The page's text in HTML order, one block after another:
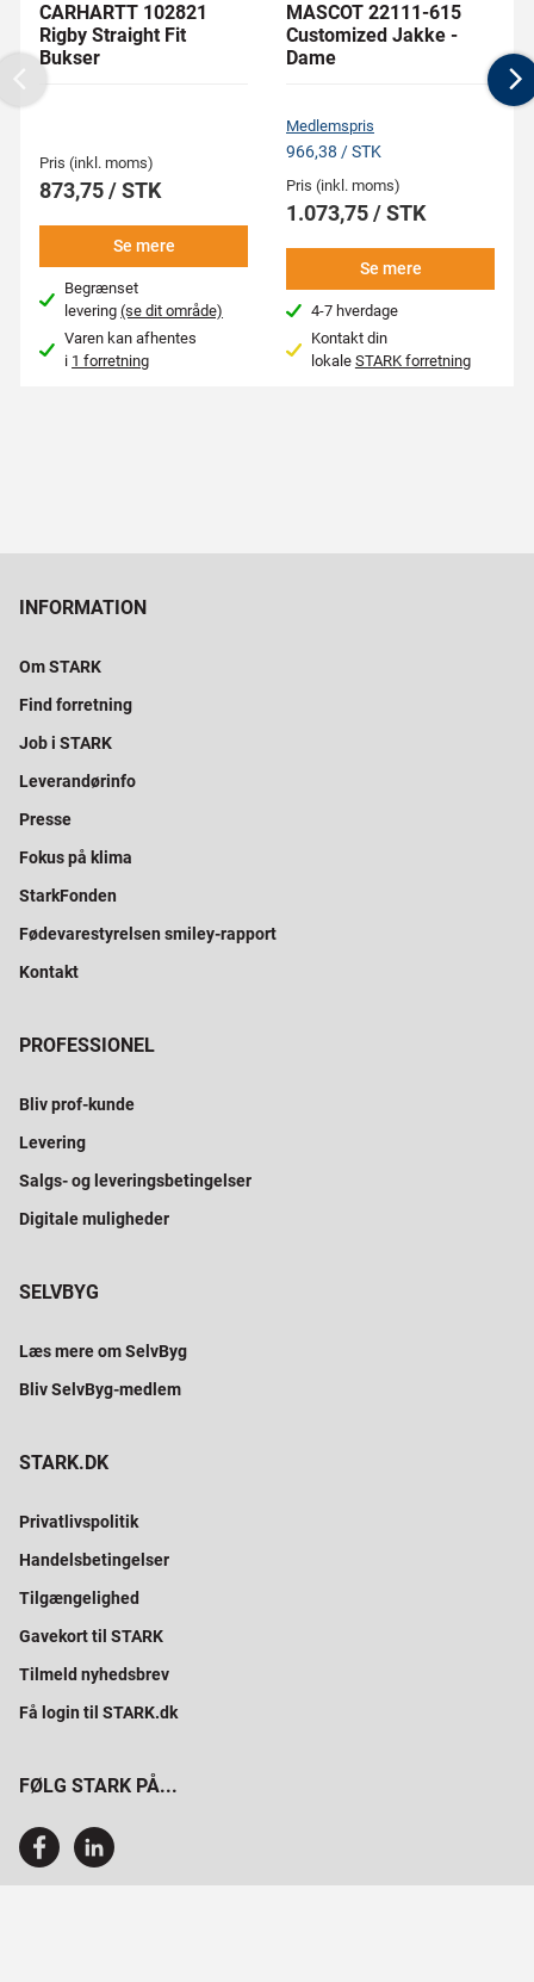
CARHARTT 102821
Rigby Straight Fit
Bukser
Pris (inkl. moms)
873,75 / STK
Se mere
Begrænset
levering(se dit område)
Varen kan afhentes
i 1 forretning
MASCOT 22111-615
Customized Jakke -
Dame
Medlemspris
966,38 / STK
Pris (inkl. moms)
1.073,75 / STK
Se mere
4-7 hverdage
Kontakt din
lokale STARK forretning
Previous
INFORMATION
Om STARK
Find forretning
Job i STARK
Leverandørinfo
Presse
Fokus på klima
StarkFonden
Fødevarestyrelsen smiley-rapport
Kontakt
PROFESSIONEL
Bliv prof-kunde
Levering
Salgs- og leveringsbetingelser
Digitale muligheder
SELVBYG
Læs mere om SelvByg
Bliv SelvByg-medlem
STARK.DK
Privatlivspolitik
Handelsbetingelser
Tilgængelighed
Gavekort til STARK
Tilmeld nyhedsbrev
Få login til STARK.dk
FØLG STARK PÅ...